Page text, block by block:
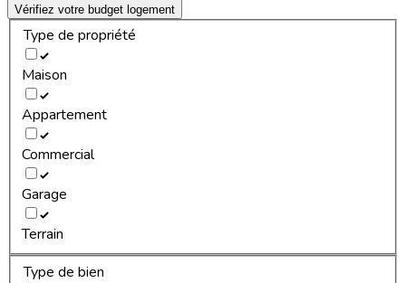
Vérifiez votre budget logement
Type de propriété
Maison
Appartement
Commercial
Garage
Terrain
Type de bien